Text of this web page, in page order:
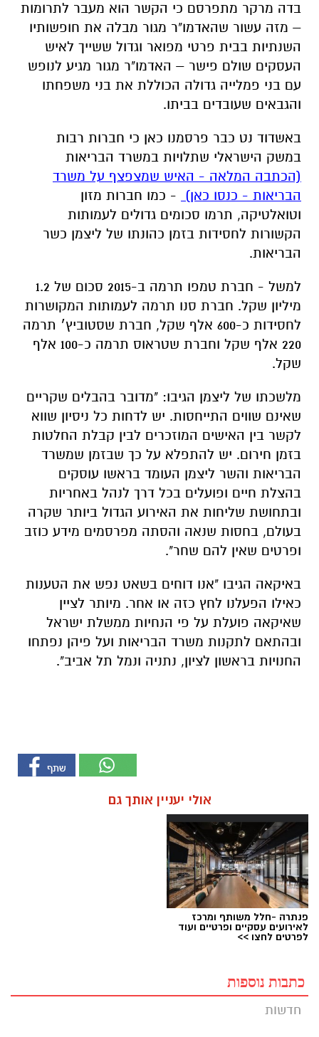
בדה מרקר מתפרסם כי הקשר הוא מעבר לתרומות
– מזה עשור שהאדמו"ר מגור מבלה את חופשותיו
השנתיות בבית פרטי מפואר וגדול ששייך לאיש
העסקים שולם פישר – האדמו"ר מגור מגיע לנופש
עם בני פמלייה גדולה הכוללת את בני משפחתו
והגבאים שעובדים בביתו.
באשדוד נט כבר פרסמנו כאן כי חברות רבות
במשק הישראלי שתלויות במשרד הבריאות
(הכתבה המלאה - האיש שמצפצף על משרד
הבריאות - כנסו כאן)
- כמו חברות מזון
וטואלטיקה, תרמו סכומים גדולים לעמותות
הקשורות לחסידות בזמן כהונתו של ליצמן כשר
הבריאות.
למשל - חברת טמפו תרמה ב-2015 סכום של 1.2
מיליון שקל. חברת סנו תרמה לעמותות המקושרות
לחסידות כ-600 אלף שקל, חברת שסטוביץ׳ תרמה
220 אלף שקל וחברת שטראוס תרמה כ-100 אלף
שקל.
מלשכתו של ליצמן הגיבו: "מדובר בהבלים שקריים
שאינם שווים התייחסות. יש לדחות כל ניסיון שווא
לקשר בין האישים המוזכרים לבין קבלת החלטות
בזמן חירום. יש להתפלא על כך שבזמן שמשרד
הבריאות והשר ליצמן העומד בראשו עוסקים
בהצלת חיים ופועלים בכל דרך לנהל באחריות
ובתחושת שליחות את האירוע הגדול ביותר שקרה
בעולם, בחסות שנאה והסתה מפרסמים מידע כוזב
ופרטים שאין להם שחר".
באיקאה הגיבו "אנו דוחים בשאט נפש את הטענות
כאילו הפעלנו לחץ כזה או אחר. מיותר לציין
שאיקאה פועלת על פי הנחיות ממשלת ישראל
ובהתאם לתקנות משרד הבריאות ועל פיהן נפתחו
החנויות בראשון לציון, נתניה ונמל תל אביב".
אולי יעניין אותך גם
פנתרה -חלל משותף ומרכז
לאירועים עסקיים ופרטיים ועוד
לפרטים לחצו >>
כתבות נוספות
חדשות